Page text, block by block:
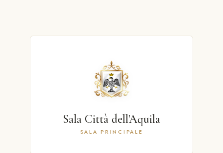
Sala Città dell'Aquila
SALA PRINCIPALE